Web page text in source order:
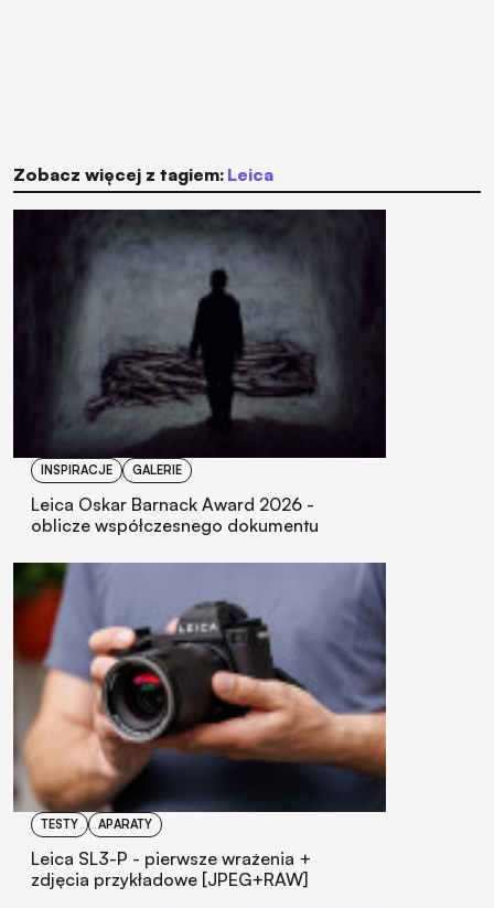
Zobacz więcej z tagiem: Leica
INSPIRACJE GALERIE
Leica Oskar Barnack Award 2026 -
oblicze współczesnego dokumentu
TESTY APARATY
Leica SL3-P - pierwsze wrażenia +
zdjęcia przykładowe [JPEG+RAW]